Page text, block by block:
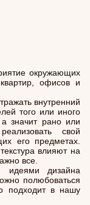
окружающих
офисов и
внутренний
того или иного
значит рано или
свой
его предметах.
влияют на
все.
идеями дизайна
полюбоваться
подходит в нашу